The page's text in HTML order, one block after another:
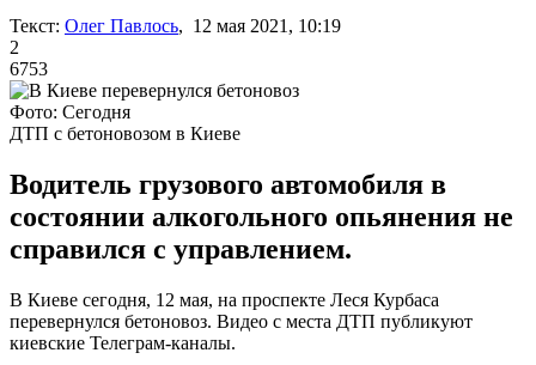
Текст: Олег Павлось, 12 мая 2021, 10:19
2
6753
Фото: Сегодня
ДТП с бетоновозом в Киеве
Водитель грузового автомобиля в
состоянии алкогольного опьянения не
справился с управлением.
В Киеве сегодня, 12 мая, на проспекте Леся Курбаса
перевернулся бетоновоз. Видео с места ДТП публикуют
киевские Телеграм-каналы.